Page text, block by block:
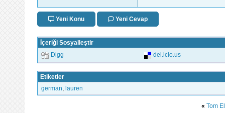
Yeni Konu Yeni Cevap
İçeriği Sosyalleştir
Digg del.icio.us
Etiketler
german
lauren
« Tom